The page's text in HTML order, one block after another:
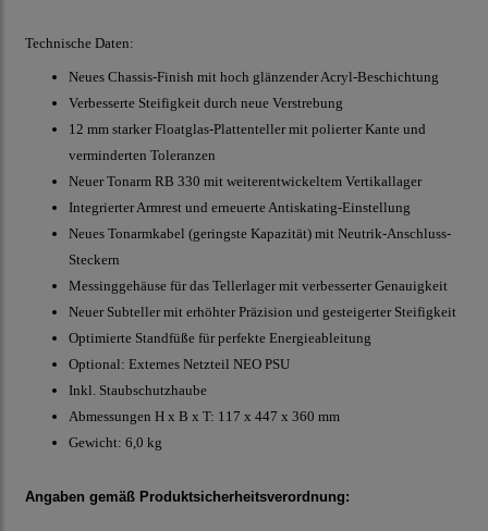
Technische Daten:
Neues Chassis-Finish mit hoch glänzender Acryl-Beschichtung
Verbesserte Steifigkeit durch neue Verstrebung
12 mm starker Floatglas-Plattenteller mit polierter Kante und
verminderten Toleranzen
Neuer Tonarm RB 330 mit weiterentwickeltem Vertikallager
Integrierter Armrest und erneuerte Antiskating-Einstellung
Neues Tonarmkabel (geringste Kapazität) mit Neutrik-Anschluss-
Steckern
Messinggehäuse für das Tellerlager mit verbesserter Genauigkeit
Neuer Subteller mit erhöhter Präzision und gesteigerter Steifigkeit
Optimierte Standfüße für perfekte Energieableitung
Optional: Externes Netzteil NEO PSU
Inkl. Staubschutzhaube
Abmessungen H x B x T: 117 x 447 x 360 mm
Gewicht: 6,0 kg
Angaben gemäß Produktsicherheitsverordnung: